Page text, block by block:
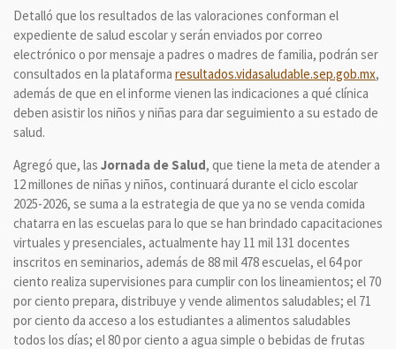
Detalló que los resultados de las valoraciones conforman el
expediente de salud escolar y serán enviados por correo
electrónico o por mensaje a padres o madres de familia, podrán ser
consultados en la plataforma resultados.vidasaludable.sep.gob.mx,
además de que en el informe vienen las indicaciones a qué clínica
deben asistir los niños y niñas para dar seguimiento a su estado de
salud.
Agregó que, las Jornada de Salud, que tiene la meta de atender a
12 millones de niñas y niños, continuará durante el ciclo escolar
2025-2026, se suma a la estrategia de que ya no se venda comida
chatarra en las escuelas para lo que se han brindado capacitaciones
virtuales y presenciales, actualmente hay 11 mil 131 docentes
inscritos en seminarios, además de 88 mil 478 escuelas, el 64 por
ciento realiza supervisiones para cumplir con los lineamientos; el 70
por ciento prepara, distribuye y vende alimentos saludables; el 71
por ciento da acceso a los estudiantes a alimentos saludables
todos los días; el 80 por ciento a agua simple o bebidas de frutas